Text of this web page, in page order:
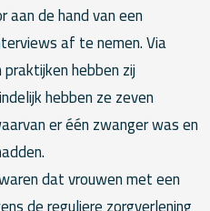
aan de hand van een
af te nemen. Via
hebben zij
hebben ze zeven
er één zwanger was en
dat vrouwen met een